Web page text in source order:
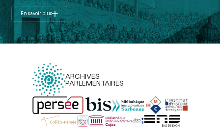
En savoir plus
ARCHIVES
PARLEMENTAIRES